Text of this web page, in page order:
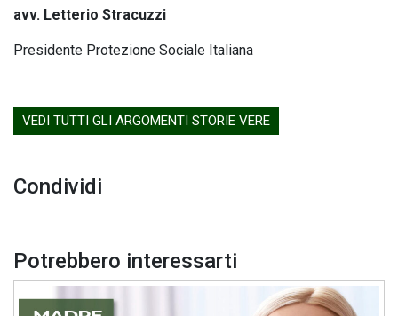
avv. Letterio Stracuzzi
Presidente Protezione Sociale Italiana
VEDI TUTTI GLI ARGOMENTI STORIE VERE
Condividi
Potrebbero interessarti